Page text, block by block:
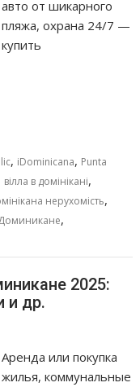
авто от шикарного
пляжа, охрана 24/7 —
купить
, iDominicana, Punta
вілла в домінікані,
нерухомість,
,
2025:
и др.
Аренда или покупка
жилья, коммунальные